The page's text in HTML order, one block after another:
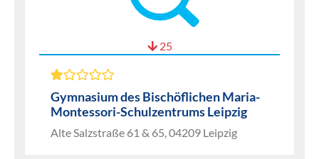
25
Gymnasium des Bischöflichen Maria-
Montessori-Schulzentrums Leipzig
Alte Salzstraße 61 & 65, 04209 Leipzig